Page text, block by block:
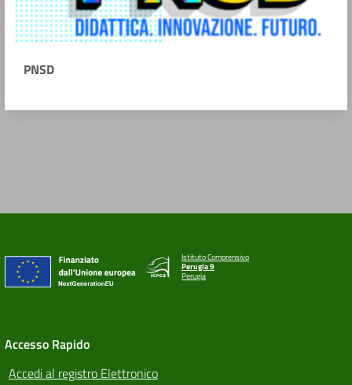
PNSD
Istituto Comprensivo
Perugia 9
Perugia
Accesso Rapido
Accedi al registro Elettronico